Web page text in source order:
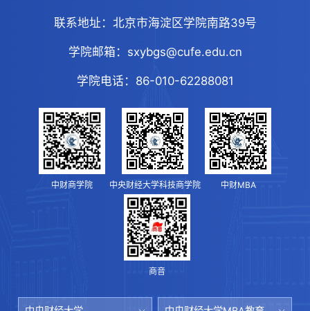
联系地址： 北京市海淀区学院南路39号
学院邮箱： sxybgs@cufe.edu.cn
学院电话： 86-010-62288081
中财商学院 中央财经大学科技商学院 中财MBA
商音